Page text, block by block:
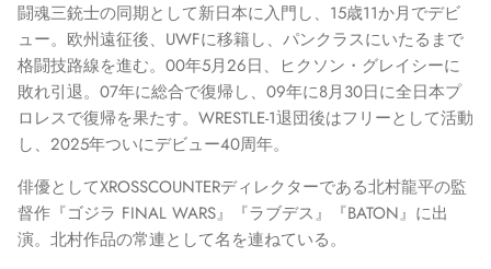
闘魂三銃士の同期として新日本に入門し、15歳11か月でデビ
ュー。欧州遠征後、UWFに移籍し、パンクラスにいたるまで
格闘技路線を進む。00年5月26日、ヒクソン・グレイシーに
敗れ引退。07年に総合で復帰し、09年に8月30日に全日本プ
ロレスで復帰を果たす。WRESTLE-1退団後はフリーとして活動
し、2025年ついにデビュー40周年。
俳優としてXROSSCOUNTERディレクターである北村龍平の監
督作『ゴジラ FINAL WARS』『ラブデス』『BATON』に出
演。北村作品の常連として名を連ねている。